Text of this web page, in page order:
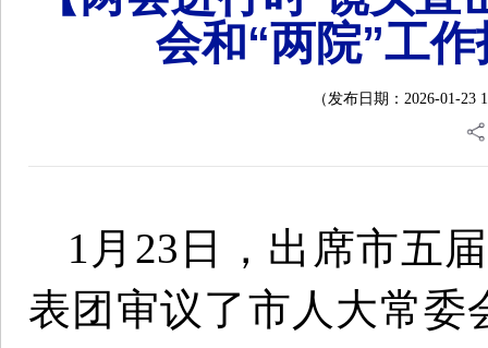
会和“两院”工
（发布日期：2026-01-
1月23日，出席市五
表团审议了市人大常委